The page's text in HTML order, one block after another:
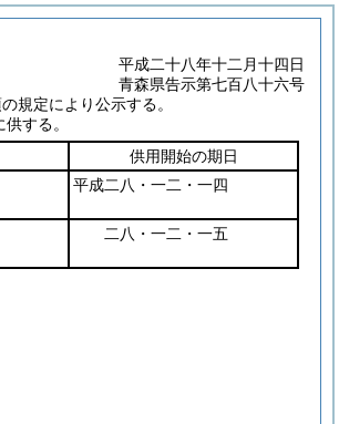
平成二十八年十二月十四日
青森県告示第七百八十六号
規定により公示する。
する。
供用開始の期日
平成二八・一二・一四
二八・一二・一五